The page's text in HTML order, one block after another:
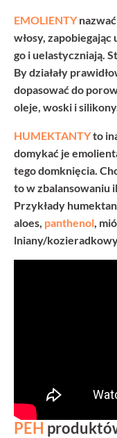
EMOLIENTY
włosy,
go i uelastyczniają.
By działały
dopasować do
oleje, woski i
HUMEKTANTYto
domykać je
tego domknięcia.
to w zbalansowaniu
Przykłady
aloes, panthenol,
lniany/
PEH